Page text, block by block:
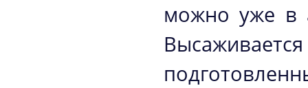
можно уже в